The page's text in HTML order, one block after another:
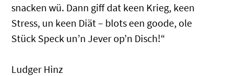
snacken wü. Dann giff dat keen Krieg, keen
Stress, un keen Diät – blots een goode, ole
Stück Speck un’n Jever op’n Disch!“
Ludger Hinz